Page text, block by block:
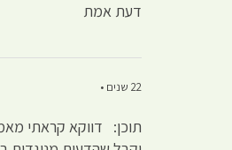
דעת אמת
22 שנים •
תוכן: דווקא קראתי